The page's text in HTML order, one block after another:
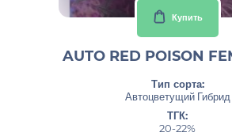
Купить
AUTO RED POISON
Тип сорта:
Автоцветущий Гибрид
ТГК:
20-22%